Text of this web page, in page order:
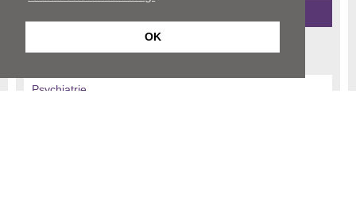
OK
Begriffe
Psychiatrie